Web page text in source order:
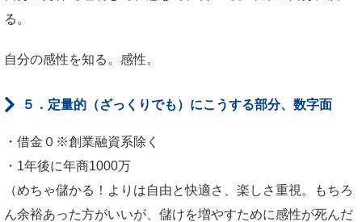
る。
自分の感性を知る。感性。
５．定量的（ざっくりでも）にこうする部分、数字面
・借金０※創業融資系除く
・1年後に年商1000万
（めちゃ儲かる！よりは自由と快適さ、楽しさ重視。もちろ
ん余裕あった方がいいが、儲けを増やすために感性が死んだ